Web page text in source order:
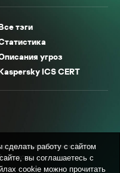
тэги
угроз
ICS CERT
компании Meta,
в России.
работу с сайтом
вы соглашаетесь с
cookie можно прочитать